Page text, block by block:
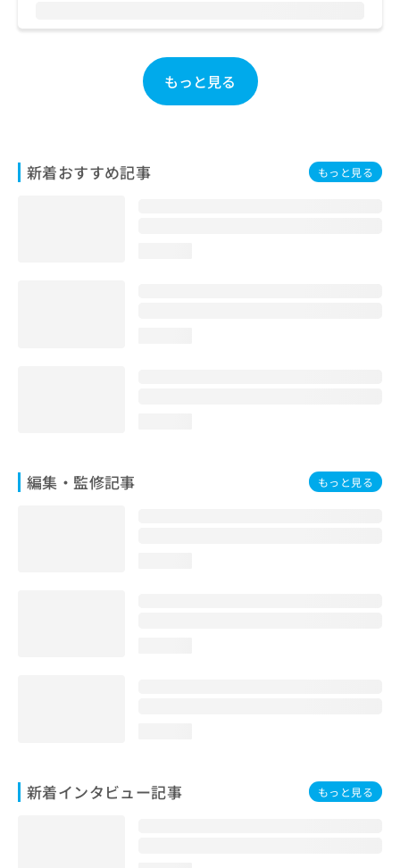
もっと見る
新着おすすめ記事 もっと見る
編集・監修記事 もっと見る
新着インタビュー記事 もっと見る
問
ら